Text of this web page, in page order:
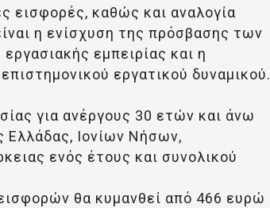
εισφορές, καθώς και αναλογία
η ενίσχυση της πρόσβασης των
εμπειρίας και η
εργατικού δυναμικού.
για ανέργους 30 ετών και άνω
Ελλάδας, Ιονίων Νήσων,
ενός έτους και συνολικού
θα κυμανθεί από 466 ευρώ